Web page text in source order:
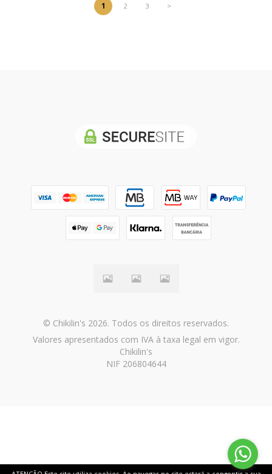
1 2 3 >
© Chikilin's 2026. Todos os direitos reservados.
Valores apresentados com IVA à taxa legal em vigor.
Chikilin's
NIF 206804644